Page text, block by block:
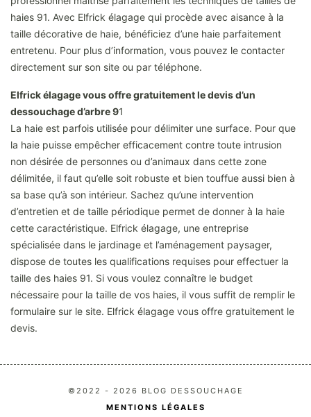
haies 91. Avec Elfrick élagage qui procède avec aisance à la
taille décorative de haie, bénéficiez d’une haie parfaitement
entretenu. Pour plus d’information, vous pouvez le contacter
directement sur son site ou par téléphone.
Elfrick élagage vous offre gratuitement le devis d’un
dessouchage d’arbre 91
La haie est parfois utilisée pour délimiter une surface. Pour que
la haie puisse empêcher efficacement contre toute intrusion
non désirée de personnes ou d’animaux dans cette zone
délimitée, il faut qu’elle soit robuste et bien touffue aussi bien à
sa base qu’à son intérieur. Sachez qu’une intervention
d’entretien et de taille périodique permet de donner à la haie
cette caractéristique. Elfrick élagage, une entreprise
spécialisée dans le jardinage et l’aménagement paysager,
dispose de toutes les qualifications requises pour effectuer la
taille des haies 91. Si vous voulez connaître le budget
nécessaire pour la taille de vos haies, il vous suffit de remplir le
formulaire sur le site. Elfrick élagage vous offre gratuitement le
devis.
©2022 - 2026 BLOG DESSOUCHAGE
MENTIONS LÉGALES